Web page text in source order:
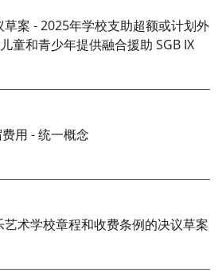
案 - 2025年学校支助超额或计划外
童和青少年提供融合援助 SGB IX
用 - 统一概念
术学校章程和收费条例的决议草案